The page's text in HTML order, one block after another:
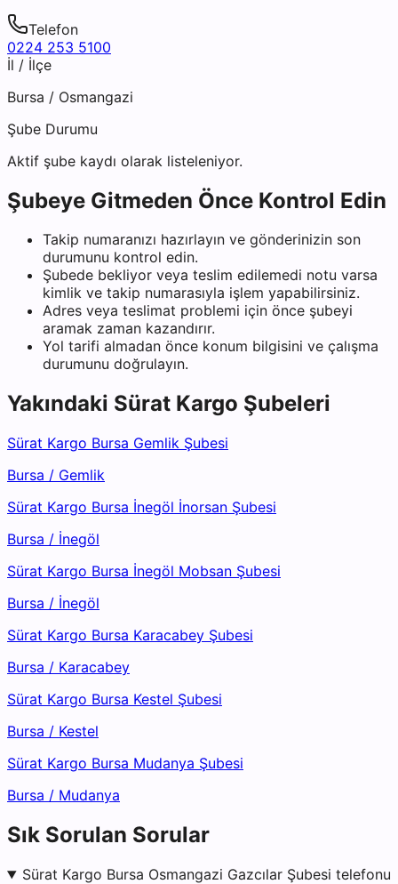
Telefon
0224 253 5100
İl / İlçe
Bursa / Osmangazi
Şube Durumu
Aktif şube kaydı olarak listeleniyor.
Şubeye Gitmeden Önce Kontrol Edin
Takip numaranızı hazırlayın ve gönderinizin son
durumunu kontrol edin.
Şubede bekliyor veya teslim edilemedi notu varsa
kimlik ve takip numarasıyla işlem yapabilirsiniz.
Adres veya teslimat problemi için önce şubeyi
aramak zaman kazandırır.
Yol tarifi almadan önce konum bilgisini ve çalışma
durumunu doğrulayın.
Yakındaki Sürat Kargo Şubeleri
Sürat Kargo Bursa Gemlik Şubesi
Bursa / Gemlik
Sürat Kargo Bursa İnegöl İnorsan Şubesi
Bursa / İnegöl
Sürat Kargo Bursa İnegöl Mobsan Şubesi
Bursa / İnegöl
Sürat Kargo Bursa Karacabey Şubesi
Bursa / Karacabey
Sürat Kargo Bursa Kestel Şubesi
Bursa / Kestel
Sürat Kargo Bursa Mudanya Şubesi
Bursa / Mudanya
Sık Sorulan Sorular
Sürat Kargo Bursa Osmangazi Gazcılar Şubesi telefonu